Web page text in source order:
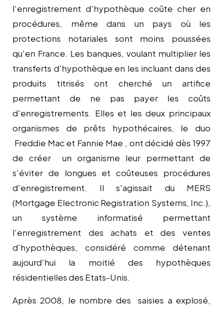
l'enregistrement d'hypothèque coûte cher en
procédures, même dans un pays où les
protections notariales sont moins poussées
qu'en France. Les banques, voulant multiplier les
transferts d'hypothèque en les incluant dans des
produits titrisés ont cherché un artifice
permettant de ne pas payer les coûts
d'enregistrements. Elles et les deux principaux
organismes de prêts hypothécaires, le duo
Freddie Mac et Fannie Mae , ont décidé dès 1997
de créer un organisme leur permettant de
s'éviter de longues et coûteuses procédures
d'enregistrement. Il s'agissait du MERS
(Mortgage Electronic Registration Systems, Inc.),
un système informatisé permettant
l'enregistrement des achats et des ventes
d'hypothèques, considéré comme détenant
aujourd'hui la moitié des hypothèques
résidentielles des Etats-Unis.
Après 2008, le nombre des saisies a explosé,